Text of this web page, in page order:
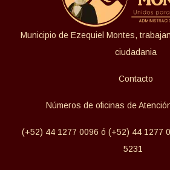
Municipio de Ezequiel Montes,
ciudadania
Contacto
Números de oficinas de
(+52) 44 1277 0096 ó (+52) 44 1277
5231